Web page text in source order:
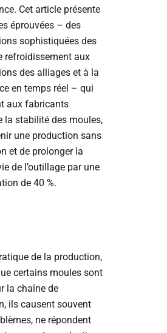
Cet article présente
éprouvées – des
sophistiquées des
refroidissement aux
des alliages et à la
en temps réel – qui
aux fabricants
la stabilité des moules,
une production sans
et de prolonger la
de l’outillage par une
de 40 %.
de la production,
certains moules sont
la chaîne de
ils causent souvent
ne répondent